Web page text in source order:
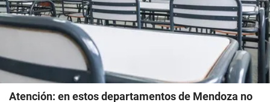
Atención: en estos departamentos de Mendoza no